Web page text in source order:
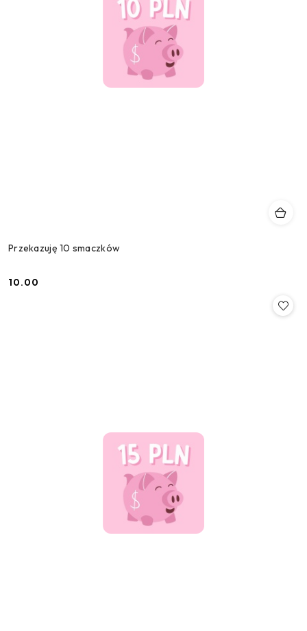
Przekazuję 10 smaczków
Cena:
10.00